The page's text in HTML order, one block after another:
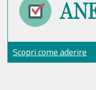
Scopri come aderire